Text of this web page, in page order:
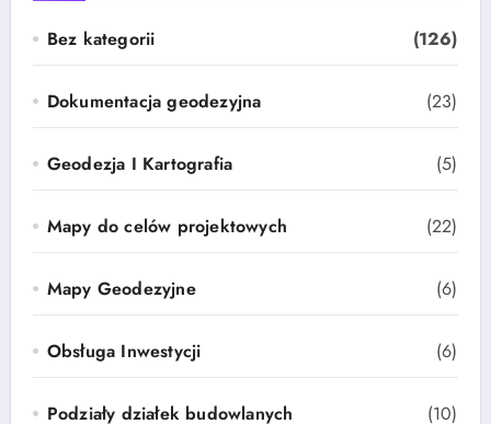
Bez kategorii (126)
Dokumentacja geodezyjna (23)
Geodezja I Kartografia (5)
Mapy do celów projektowych (22)
Mapy Geodezyjne (6)
Obsługa Inwestycji (6)
Podziały działek budowlanych (10)